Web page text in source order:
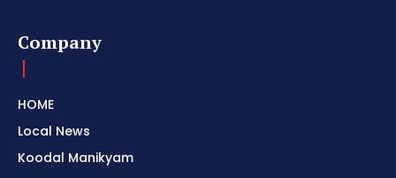
Company
HOME
Local News
Koodal Manikyam